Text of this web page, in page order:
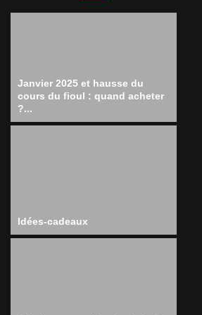
Janvier 2025 et hausse du
cours du fioul : quand acheter
?...
Idées-cadeaux